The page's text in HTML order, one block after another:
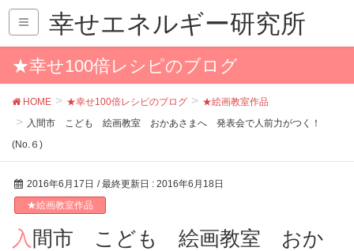
幸せエネルギー研究所
★幸せ100倍レシピのブログ
HOME ★幸せ100倍レシピのブログ
★絵画教室作品
入間市 こども 絵画教室 おかあさまへ 発表会で人前力がつく！
(No.６)
2016年6月17日 / 最終更新日 : 2016年6月18日
★絵画教室作品
入間市 こども 絵画教室 おか